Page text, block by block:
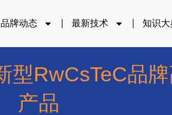
品牌动态 最新技术 知识
型RwCsTeC品
产品